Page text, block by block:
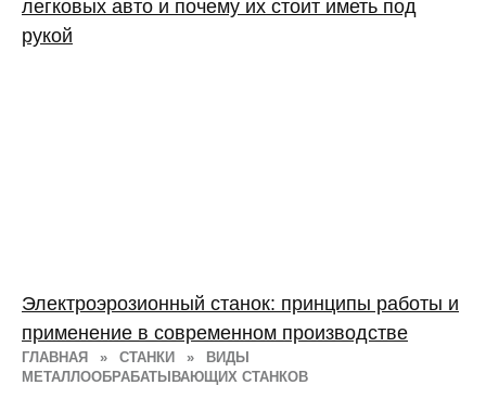
ГЛАВНАЯ » СТАНКИ »
ВИДЫ
МЕТАЛЛООБРАБАТЫВАЮЩИХ СТАНКОВ
легковых авто и почему их стоит иметь под
рукой
Электроэрозионный станок: принципы работы и
применение в современном производстве